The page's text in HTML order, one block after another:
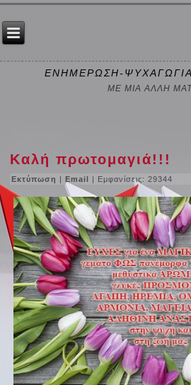
ΕΝΗΜΕΡΩΣΗ-
ΜΕ ΜΙΑ ΑΛΛΗ
Καλή πρωτομαγιά!!!
Εκτύπωση |Email | Εμφανίσεις: 29344